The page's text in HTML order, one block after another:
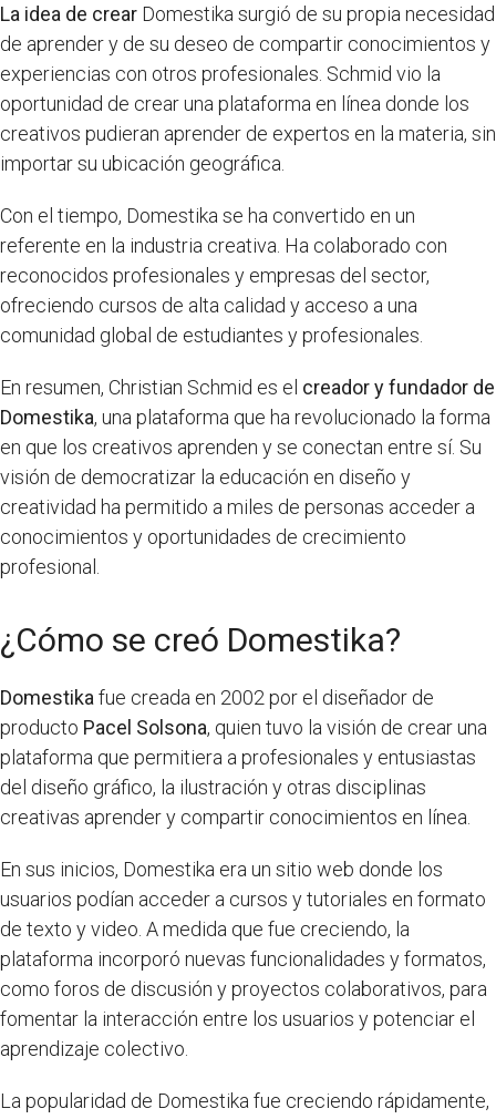
La idea de crear Domestika surgió de su propia necesidad
de aprender y de su deseo de compartir conocimientos y
experiencias con otros profesionales. Schmid vio la
oportunidad de crear una plataforma en línea donde los
creativos pudieran aprender de expertos en la materia, sin
importar su ubicación geográfica.
Con el tiempo, Domestika se ha convertido en un
referente en la industria creativa. Ha colaborado con
reconocidos profesionales y empresas del sector,
ofreciendo cursos de alta calidad y acceso a una
comunidad global de estudiantes y profesionales.
En resumen, Christian Schmid es el creador y fundador de
Domestika, una plataforma que ha revolucionado la forma
en que los creativos aprenden y se conectan entre sí. Su
visión de democratizar la educación en diseño y
creatividad ha permitido a miles de personas acceder a
conocimientos y oportunidades de crecimiento
profesional.
¿Cómo se creó Domestika?
Domestika fue creada en 2002 por el diseñador de
producto Pacel Solsona, quien tuvo la visión de crear una
plataforma que permitiera a profesionales y entusiastas
del diseño gráfico, la ilustración y otras disciplinas
creativas aprender y compartir conocimientos en línea.
En sus inicios, Domestika era un sitio web donde los
usuarios podían acceder a cursos y tutoriales en formato
de texto y video. A medida que fue creciendo, la
plataforma incorporó nuevas funcionalidades y formatos,
como foros de discusión y proyectos colaborativos, para
fomentar la interacción entre los usuarios y potenciar el
aprendizaje colectivo.
La popularidad de Domestika fue creciendo rápidamente,